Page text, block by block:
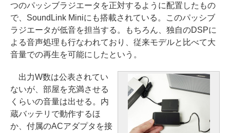
つのパッシブラジエータを正対するように配置したもの
で、SoundLink Miniにも搭載されている。このパッシブ
ラジエータが低音を担当する。もちろん、独自のDSPに
よる音声処理も行なわれており、従来モデルと比べて大
音量での再生を可能にしたという。
出力W数は公表されてい
ないが、部屋を充満させる
くらいの音量は出せる。内
蔵バッテリで動作するほ
か、付属のACアダプタを接